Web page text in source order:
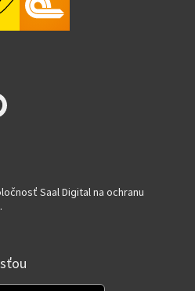
Saal Digital na ochranu